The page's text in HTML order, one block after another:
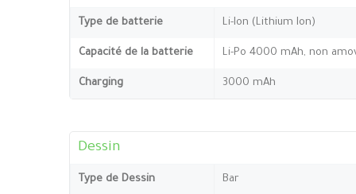
Type de batterie Li-Ion (Lithium Ion)
Capacité de la batterie Li-Po 4000 mAh, non
Charging 3000 mAh
Dessin
Type de Dessin Bar